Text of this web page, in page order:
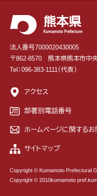
法人番号7000020430005
〒862-8570 熊本県熊本市中
Tel：096-383-1111（代表）
アクセス
部署別電話番号
ホームページに関する
サイトマップ
Copyright © Kumamoto Prefectural
Copyright © 2010kumamoto